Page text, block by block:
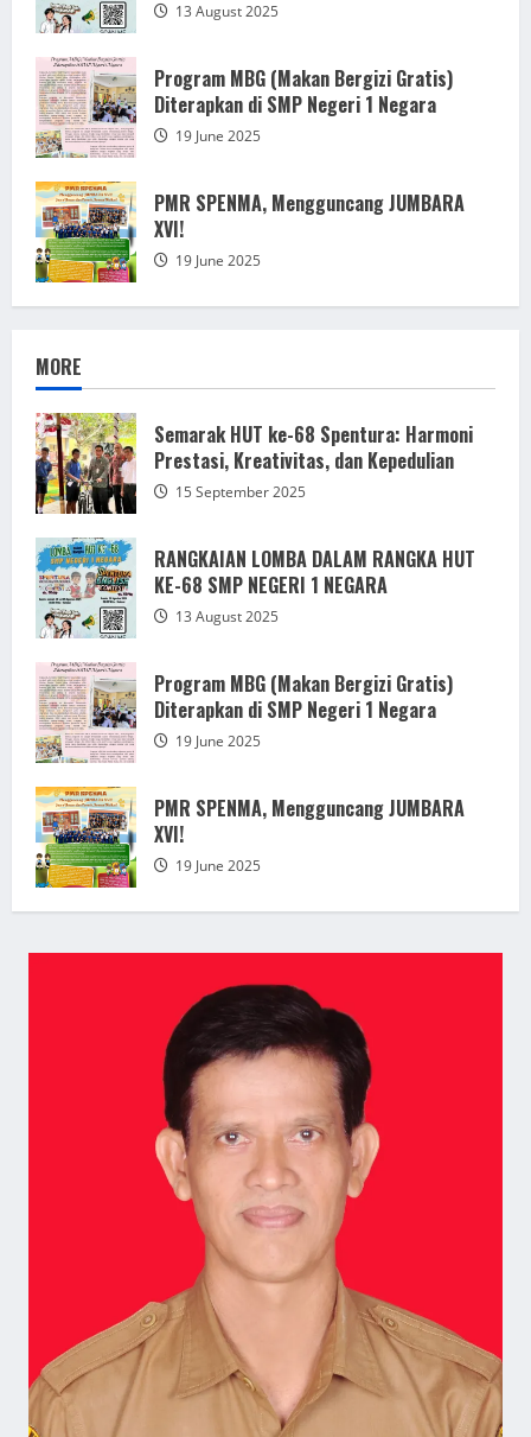
13 August 2025
Program MBG (Makan Bergizi Gratis)
Diterapkan di SMP Negeri 1 Negara
19 June 2025
PMR SPENMA, Mengguncang JUMBARA
XVI!
19 June 2025
MORE
Semarak HUT ke-68 Spentura: Harmoni
Prestasi, Kreativitas, dan Kepedulian
15 September 2025
RANGKAIAN LOMBA DALAM RANGKA HUT
KE-68 SMP NEGERI 1 NEGARA
13 August 2025
Program MBG (Makan Bergizi Gratis)
Diterapkan di SMP Negeri 1 Negara
19 June 2025
PMR SPENMA, Mengguncang JUMBARA
XVI!
19 June 2025